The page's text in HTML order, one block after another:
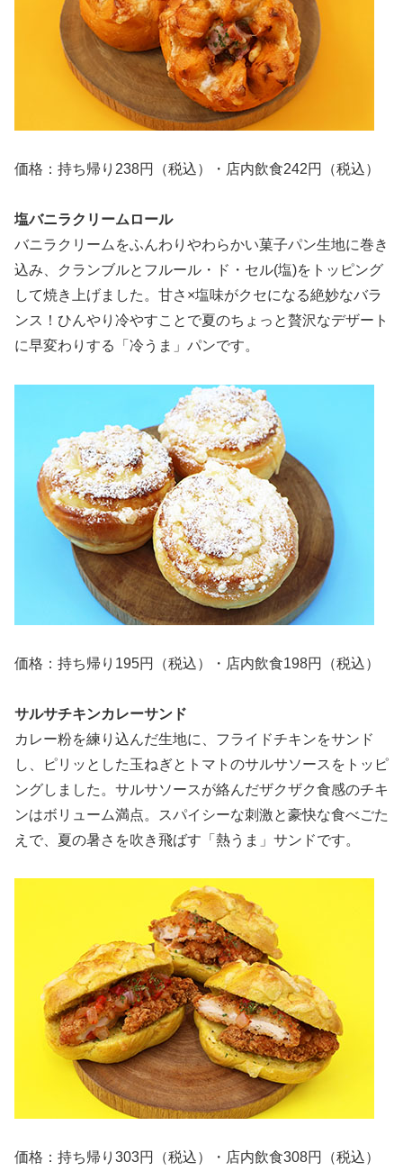
価格：持ち帰り238円（税込）・店内飲食242円（税込）
塩バニラクリームロール
バニラクリームをふんわりやわらかい菓子パン生地に巻き
込み、クランブルとフルール・ド・セル(塩)をトッピング
して焼き上げました。甘さ×塩味がクセになる絶妙なバラ
ンス！ひんやり冷やすことで夏のちょっと贅沢なデザート
に早変わりする「冷うま」パンです。
価格：持ち帰り195円（税込）・店内飲食198円（税込）
サルサチキンカレーサンド
カレー粉を練り込んだ生地に、フライドチキンをサンド
し、ピリッとした玉ねぎとトマトのサルサソースをトッピ
ングしました。サルサソースが絡んだザクザク食感のチキ
ンはボリューム満点。スパイシーな刺激と豪快な食べごた
えで、夏の暑さを吹き飛ばす「熱うま」サンドです。
価格：持ち帰り303円（税込）・店内飲食308円（税込）